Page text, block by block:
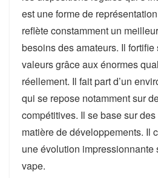
est une forme de
reflète constamment un
besoins des amateurs. Il
valeurs grâce aux énormes
réellement. Il fait part d’un
qui se repose notamment sur
compétitives. Il se base sur
matière de développements. Il
une évolution impressionnante
vape.